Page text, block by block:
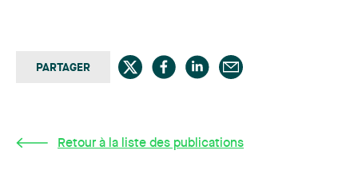
PARTAGER
Retour à la liste des publications